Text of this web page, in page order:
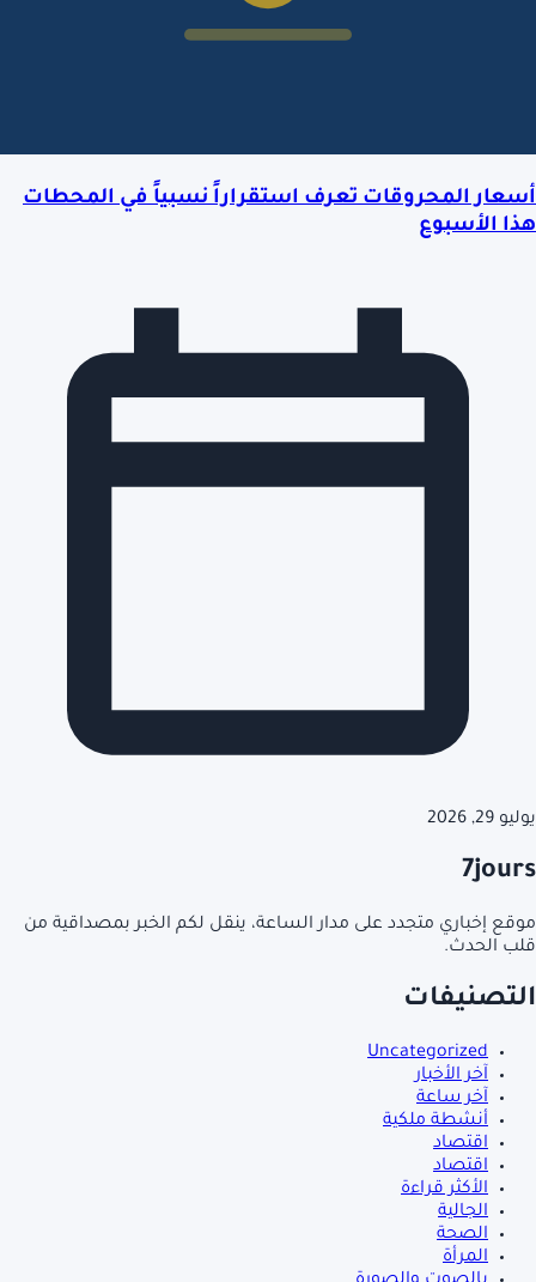
أسعار المحروقات تعرف استقراراً نسبياً في المحطات
هذا الأسبوع
يوليو 29, 2026
7jours
موقع إخباري متجدد على مدار الساعة، ينقل لكم الخبر بمصداقية من
قلب الحدث.
التصنيفات
Uncategorized
آخر الأخبار
آخر ساعة
أنشطة ملكية
اقتصاد
اقتصاد
الأكثر قراءة
الجالية
الصحة
المرأة